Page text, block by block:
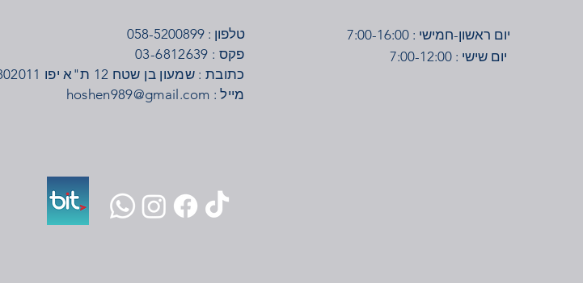
טלפון : 058-5200899
03-6812639 : פקס
כתובת : שמעון בן שטח 12 ת"א יפו 6802011
hoshen989@gmail.com
: מייל
יום ראשון-חמישי : 7:00-16:00